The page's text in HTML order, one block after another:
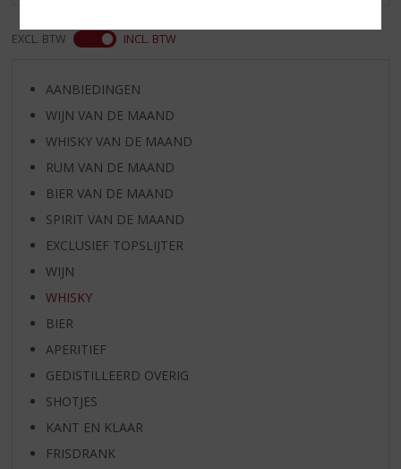
EXCL. BTW INCL. BTW
AANBIEDINGEN
WIJN VAN DE MAAND
WHISKY VAN DE MAAND
RUM VAN DE MAAND
BIER VAN DE MAAND
SPIRIT VAN DE MAAND
EXCLUSIEF TOPSLIJTER
WIJN
WHISKY
BIER
APERITIEF
GEDISTILLEERD OVERIG
SHOTJES
KANT EN KLAAR
FRISDRANK